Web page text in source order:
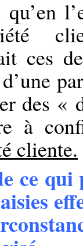
ces
des «
à
cliente.
ce